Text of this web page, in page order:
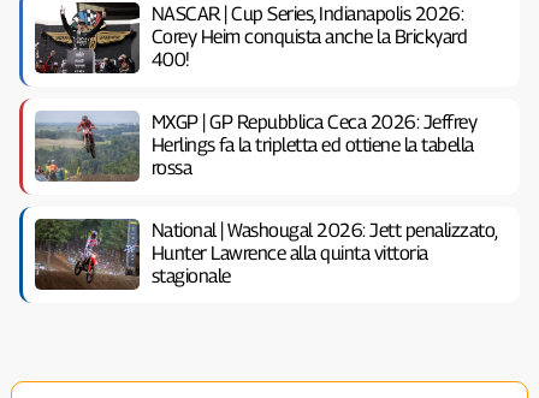
NASCAR | Cup Series, Indianapolis 2026:
Corey Heim conquista anche la Brickyard
400!
MXGP | GP Repubblica Ceca 2026: Jeffrey
Herlings fa la tripletta ed ottiene la tabella
rossa
National | Washougal 2026: Jett penalizzato,
Hunter Lawrence alla quinta vittoria
stagionale